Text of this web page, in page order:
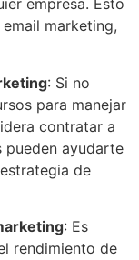
empresa. Esto
marketing,
: Si no
para manejar
contratar a
pueden ayudarte
de
: Es
rendimiento de